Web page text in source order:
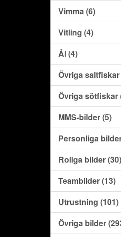
Vimma (6)
Vitling (4)
Ål (4)
Övriga saltfiskar
Övriga sötfiskar
MMS-bilder (5)
Personliga
Roliga bilder (30)
Teambilder (13)
Utrustning (101)
Övriga bilder